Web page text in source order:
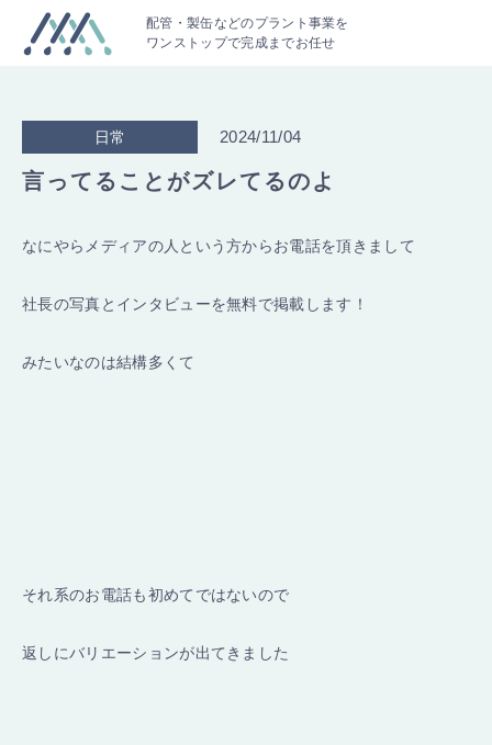
配管・製缶などのプラント事業を
ワンストップで完成までお任せ
日常 2024/11/04
言ってることがズレてるのよ
なにやらメディアの人という方からお電話を頂きまして
社長の写真とインタビューを無料で掲載します！
みたいなのは結構多くて
それ系のお電話も初めてではないので
返しにバリエーションが出てきました